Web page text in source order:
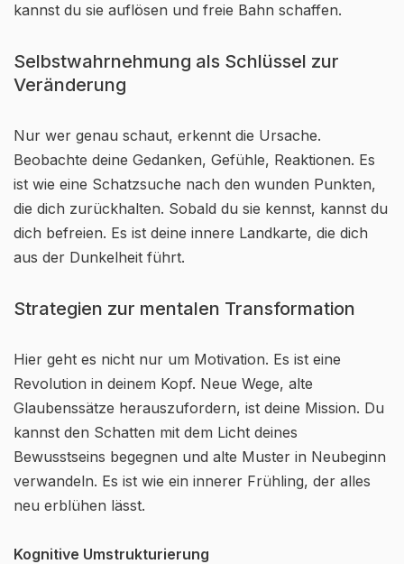
kannst du sie auflösen und freie Bahn schaffen.
Selbstwahrnehmung als Schlüssel zur
Veränderung
Nur wer genau schaut, erkennt die Ursache.
Beobachte deine Gedanken, Gefühle, Reaktionen. Es
ist wie eine Schatzsuche nach den wunden Punkten,
die dich zurückhalten. Sobald du sie kennst, kannst du
dich befreien. Es ist deine innere Landkarte, die dich
aus der Dunkelheit führt.
Strategien zur mentalen Transformation
Hier geht es nicht nur um Motivation. Es ist eine
Revolution in deinem Kopf. Neue Wege, alte
Glaubenssätze herauszufordern, ist deine Mission. Du
kannst den Schatten mit dem Licht deines
Bewusstseins begegnen und alte Muster in Neubeginn
verwandeln. Es ist wie ein innerer Frühling, der alles
neu erblühen lässt.
Kognitive Umstrukturierung